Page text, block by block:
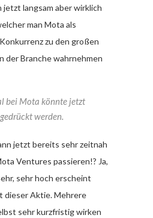
langsam aber wirklich
man Mota als
zu den großen
der Branche wahrnehmen
bei Mota könnte jetzt
werden.
jetzt bereits sehr zeitnah
Ventures passieren!? Ja,
sehr hoch erscheint
dieser Aktie. Mehrere
sehr kurzfristig wirken